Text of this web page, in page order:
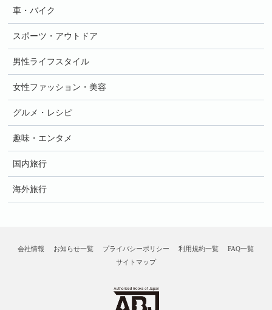
車・バイク
スポーツ・アウトドア
男性ライフスタイル
女性ファッション・美容
グルメ・レシピ
趣味・エンタメ
国内旅行
海外旅行
会社情報 お知らせ一覧 プライバシーポリシー 利用規約一覧
FAQ一覧
サイトマップ